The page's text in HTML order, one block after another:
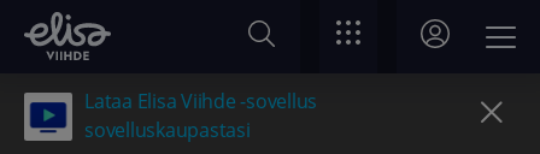
Lataa Elisa Viihde -sovellus
sovelluskaupastasi